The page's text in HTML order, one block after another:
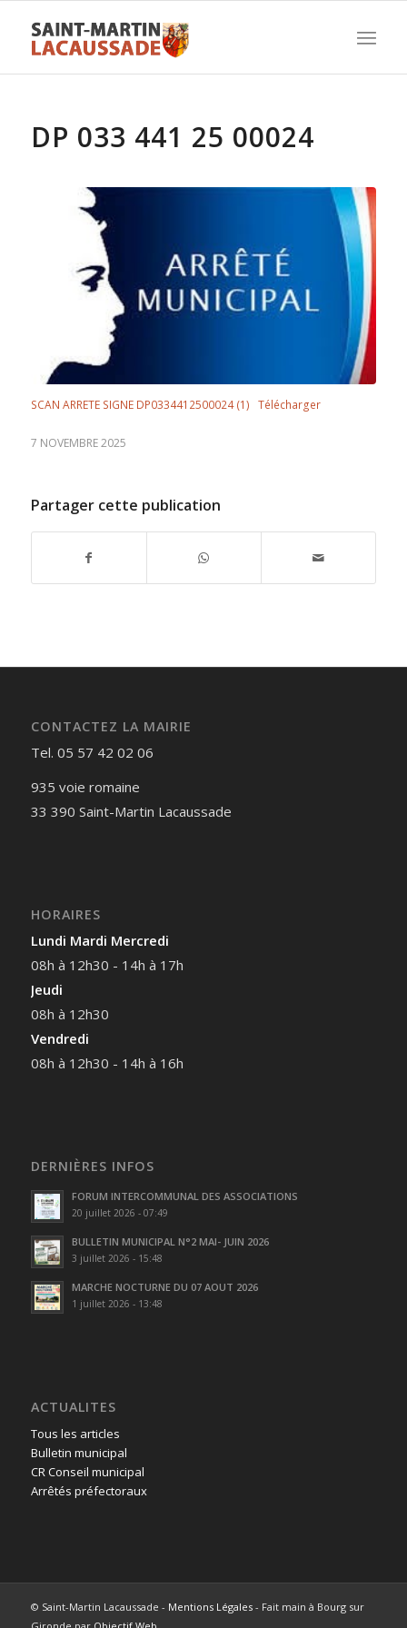
DP 033 441 25 00024
SCAN ARRETE SIGNE DP0334412500024 (1) Télécharger
7 NOVEMBRE 2025
Partager cette publication
CONTACTEZ LA MAIRIE
Tel. 05 57 42 02 06
935 voie romaine
33 390 Saint-Martin Lacaussade
HORAIRES
Lundi Mardi Mercredi
08h à 12h30 - 14h à 17h
Jeudi
08h à 12h30
Vendredi
08h à 12h30 - 14h à 16h
DERNIÈRES INFOS
FORUM INTERCOMMUNAL DES ASSOCIATIONS
20 juillet 2026 - 07:49
BULLETIN MUNICIPAL N°2 MAI- JUIN 2026
3 juillet 2026 - 15:48
MARCHE NOCTURNE DU 07 AOUT 2026
1 juillet 2026 - 13:48
ACTUALITES
Tous les articles
Bulletin municipal
CR Conseil municipal
Arrêtés préfectoraux
© Saint-Martin Lacaussade - Mentions Légales- Fait main à Bourg sur